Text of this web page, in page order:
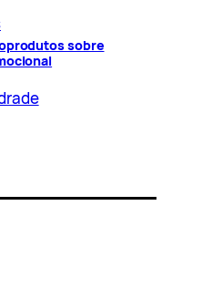
sobre